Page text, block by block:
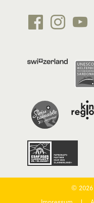

 
© 2026